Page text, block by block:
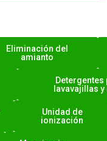
Eliminación del
amianto
Detergentes
lavavajillas y
Unidad de
ionización